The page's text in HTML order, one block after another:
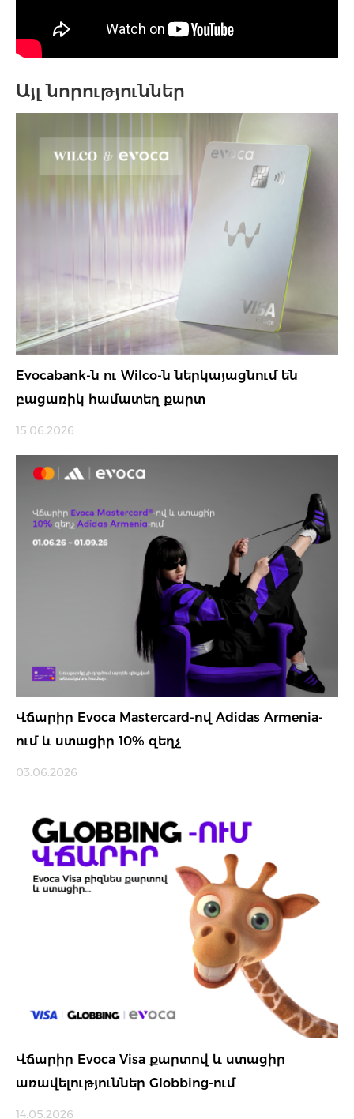
Այլ նորություններ
Evocabank-ն ու Wilco-ն ներկայացնում են
բացառիկ համատեղ քարտ
15.06.2026
Վճարիր Evoca Mastercard-ով Adidas Armenia-
ում և ստացիր 10% զեղչ
03.06.2026
Վճարիր Evoca Visa քարտով և ստացիր
առավելություններ Globbing-ում
14.05.2026